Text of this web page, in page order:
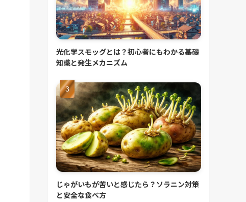
光化学スモッグとは？初心者にもわかる基礎
知識と発生メカニズム
じゃがいもが苦いと感じたら？ソラニン対策
と安全な食べ方